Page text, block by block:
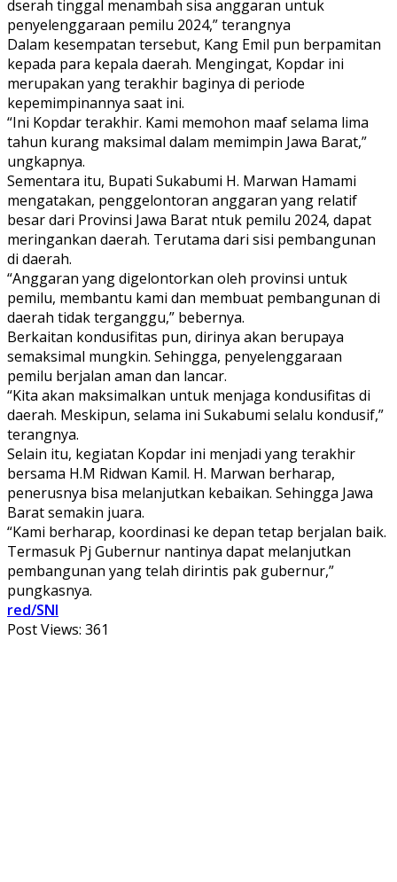
dserah tinggal menambah sisa anggaran untuk
penyelenggaraan pemilu 2024,” terangnya
Dalam kesempatan tersebut, Kang Emil pun berpamitan
kepada para kepala daerah. Mengingat, Kopdar ini
merupakan yang terakhir baginya di periode
kepemimpinannya saat ini.
“Ini Kopdar terakhir. Kami memohon maaf selama lima
tahun kurang maksimal dalam memimpin Jawa Barat,”
ungkapnya.
Sementara itu, Bupati Sukabumi H. Marwan Hamami
mengatakan, penggelontoran anggaran yang relatif
besar dari Provinsi Jawa Barat ntuk pemilu 2024, dapat
meringankan daerah. Terutama dari sisi pembangunan
di daerah.
“Anggaran yang digelontorkan oleh provinsi untuk
pemilu, membantu kami dan membuat pembangunan di
daerah tidak terganggu,” bebernya.
Berkaitan kondusifitas pun, dirinya akan berupaya
semaksimal mungkin. Sehingga, penyelenggaraan
pemilu berjalan aman dan lancar.
“Kita akan maksimalkan untuk menjaga kondusifitas di
daerah. Meskipun, selama ini Sukabumi selalu kondusif,”
terangnya.
Selain itu, kegiatan Kopdar ini menjadi yang terakhir
bersama H.M Ridwan Kamil. H. Marwan berharap,
penerusnya bisa melanjutkan kebaikan. Sehingga Jawa
Barat semakin juara.
“Kami berharap, koordinasi ke depan tetap berjalan baik.
Termasuk Pj Gubernur nantinya dapat melanjutkan
pembangunan yang telah dirintis pak gubernur,”
pungkasnya.
red/SNI
Post Views: 361